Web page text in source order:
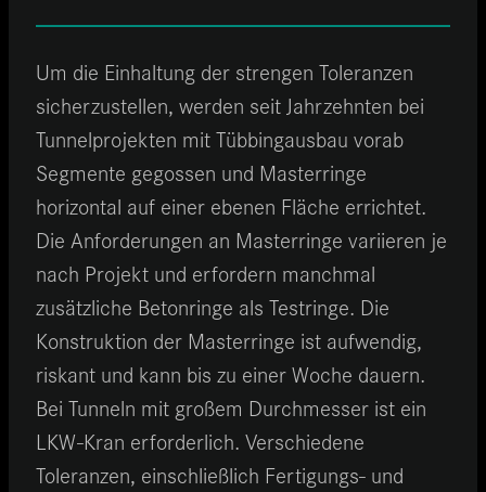
Um die Einhaltung der strengen Toleranzen
sicherzustellen, werden seit Jahrzehnten bei
Tunnelprojekten mit Tübbingausbau vorab
Segmente gegossen und Masterringe
horizontal auf einer ebenen Fläche errichtet.
Die Anforderungen an Masterringe variieren je
nach Projekt und erfordern manchmal
zusätzliche Betonringe als Testringe. Die
Konstruktion der Masterringe ist aufwendig,
riskant und kann bis zu einer Woche dauern.
Bei Tunneln mit großem Durchmesser ist ein
LKW-Kran erforderlich. Verschiedene
Toleranzen, einschließlich Fertigungs- und